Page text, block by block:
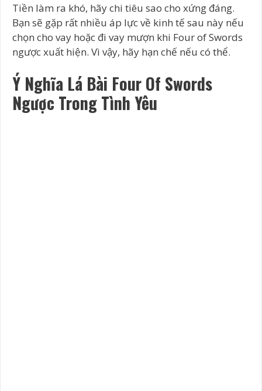
Tiền làm ra khó, hãy chi tiêu sao cho xứng đáng.
Bạn sẽ gặp rất nhiều áp lực về kinh tế sau này nếu
chọn cho vay hoặc đi vay mượn khi Four of Swords
ngược xuất hiện. Vì vậy, hãy hạn chế nếu có thể.
Ý Nghĩa Lá Bài Four Of Swords
Ngược Trong Tình Yêu